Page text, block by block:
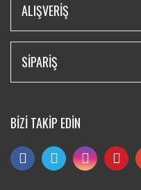
ALIŞVERİŞ
SİPARİŞ
BİZİ TAKİP EDİN